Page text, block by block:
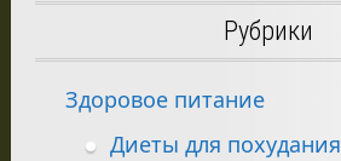
Рубрики
Здоровое питание
Диеты для похудания